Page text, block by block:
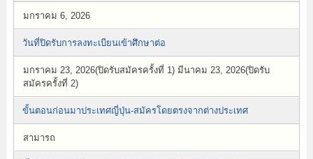
มกราคม 6, 2026
วันที่ปิดรับการลงทะเบียนเข้าศึกษาต่อ
มกราคม 23, 2026(ปิดรับสมัครครั้งที่ 1) มีนาคม 23, 2026(ปิดรับ
สมัครครั้งที่ 2)
ขั้นตอนก่อนมาประเทศญี่ปุ่น-สมัครโดยตรงจากต่างประเทศ
สามารถ